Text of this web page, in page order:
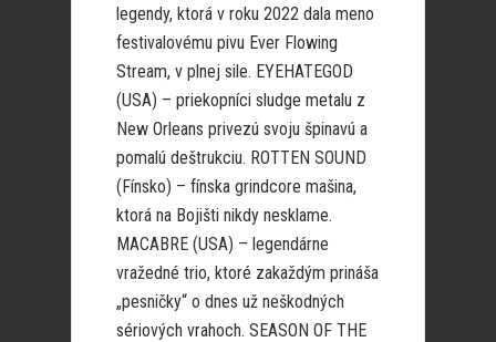
legendy, ktorá v roku 2022 dala meno
festivalovému pivu Ever Flowing
Stream, v plnej sile. EYEHATEGOD
(USA) – priekopníci sludge metalu z
New Orleans privezú svoju špinavú a
pomalú deštrukciu. ROTTEN SOUND
(Fínsko) – fínska grindcore mašina,
ktorá na Bojišti nikdy nesklame.
MACABRE (USA) – legendárne
vražedné trio, ktoré zakaždým prináša
„pesničky“ o dnes už neškodných
sériových vrahoch. SEASON OF THE